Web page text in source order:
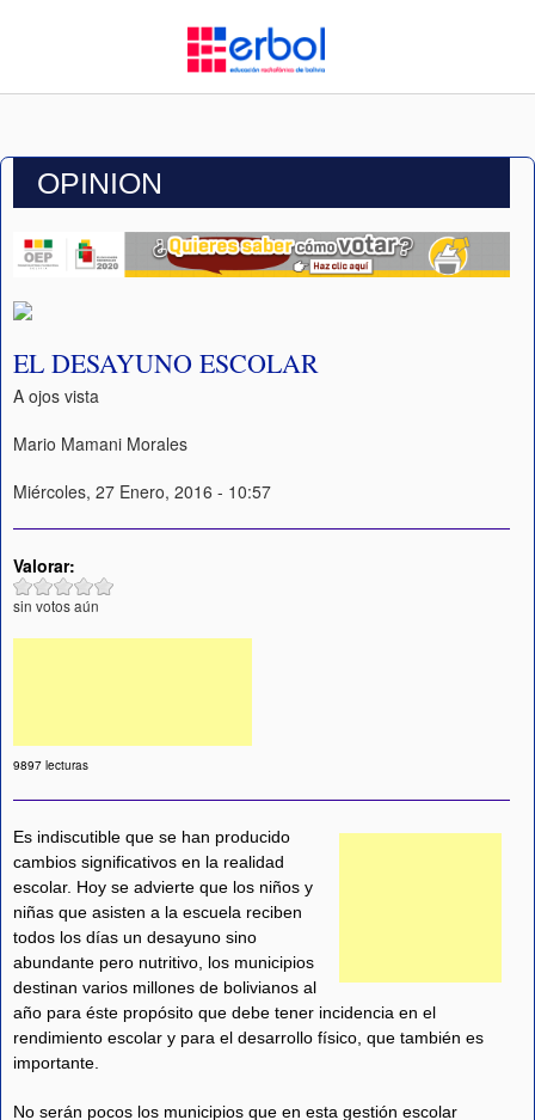
OPINION
EL DESAYUNO ESCOLAR
A ojos vista
Mario Mamani Morales
Miércoles, 27 Enero, 2016 - 10:57
Valorar:
sin votos aún
9897 lecturas
Es indiscutible que se han producido
cambios significativos en la realidad
escolar. Hoy se advierte que los niños y
niñas que asisten a la escuela reciben
todos los días un desayuno sino
abundante pero nutritivo, los municipios
destinan varios millones de bolivianos al
año para éste propósito que debe tener incidencia en el
rendimiento escolar y para el desarrollo físico, que también es
importante.
No serán pocos los municipios que en esta gestión escolar